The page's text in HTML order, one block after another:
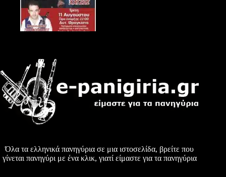
Όλα τα ελληνικά πανηγύρια σε μια ιστοσελίδα, βρείτε που
γίνεται πανηγύρι με ένα κλικ, γιατί είμαστε για τα πανηγύρια